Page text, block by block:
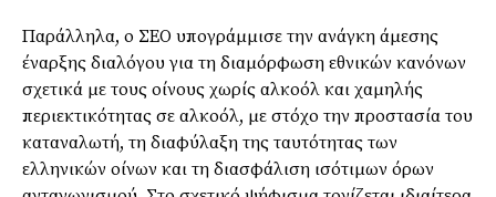
Παράλληλα, ο ΣΕΟ υπογράμμισε την ανάγκη άμεσης
έναρξης διαλόγου για τη διαμόρφωση εθνικών κανόνων
σχετικά με τους οίνους χωρίς αλκοόλ και χαμηλής
περιεκτικότητας σε αλκοόλ, με στόχο την προστασία του
καταναλωτή, τη διαφύλαξη της ταυτότητας των
ελληνικών οίνων και τη διασφάλιση ισότιμων όρων